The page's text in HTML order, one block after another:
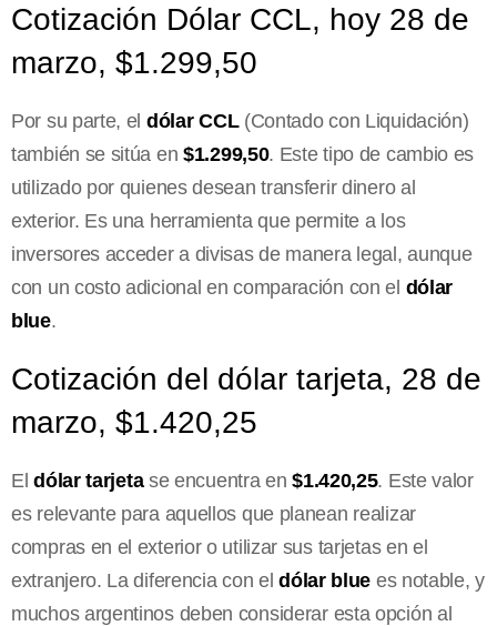
Cotización Dólar CCL, hoy 28 de
marzo, $1.299,50
Por su parte, el dólar CCL(Contado con Liquidación)
también se sitúa en $1.299,50. Este tipo de cambio es
utilizado por quienes desean transferir dinero al
exterior. Es una herramienta que permite a los
inversores acceder a divisas de manera legal, aunque
con un costo adicional en comparación con el dólar
blue.
Cotización del dólar tarjeta, 28 de
marzo, $1.420,25
Eldólar tarjetase encuentra en$1.420,25. Este valor
es relevante para aquellos que planean realizar
compras en el exterior o utilizar sus tarjetas en el
extranjero. La diferencia con eldólar blue es notable, y
muchos argentinos deben considerar esta opción al